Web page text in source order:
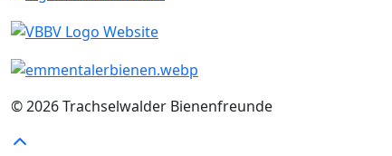
© 2026 Trachselwalder Bienenfreunde